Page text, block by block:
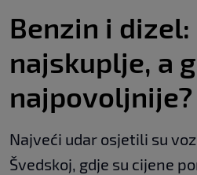
Benzin i dizel:
najskuplje, a
najpovoljnije?
Najveći udar osjetili su
Švedskoj, gdje su cijene